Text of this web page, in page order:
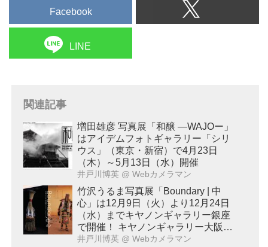
Facebook
LINE
関連記事
増田雄彦 写真展「和醸 ―WAJOー」
はアイデムフォトギャラリー「シリ
ウス」（東京・新宿）で4月23日
（木）～5月13日（水）開催
井戸川博英 @ Webカメラマン
竹沢うるま写真展「Boundary | 中
心」は12月9日（火）より12月24日
（水）までキヤノンギャラリー銀座
で開催！ キヤノンギャラリー大阪で
は2026年2月17日（火）～2月28日
井戸川博英 @ Webカメラマン